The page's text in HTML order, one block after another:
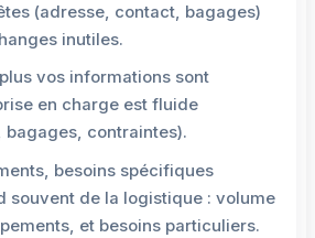
(adresse, contact, bagages)
inutiles.
vos informations sont
en charge est fluide
bagages, contraintes).
besoins spécifiques
souvent de la logistique : volume
et besoins particuliers.